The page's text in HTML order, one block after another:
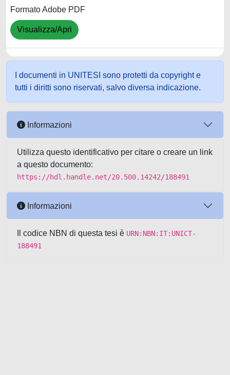
Formato Adobe PDF
Visualizza/Apri
I documenti in UNITESI sono protetti da copyright e
tutti i diritti sono riservati, salvo diversa indicazione.
Informazioni
Utilizza questo identificativo per citare o creare un link
a questo documento:
https://hdl.handle.net/20.500.14242/188491
Informazioni
Il codice NBN di questa tesi è URN:NBN:IT:UNICT-
188491